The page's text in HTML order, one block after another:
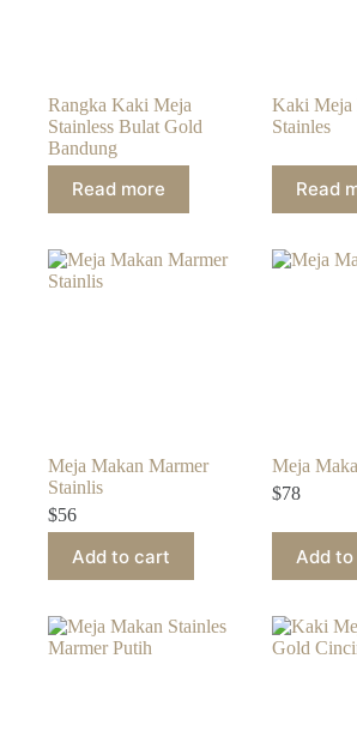
Rangka Kaki Meja
Stainless Bulat Gold
Bandung
Read more
Kaki Meja
Stainles
Read
Meja Makan Marmer
Stainlis
$56
Add to cart
Meja
$78
Add